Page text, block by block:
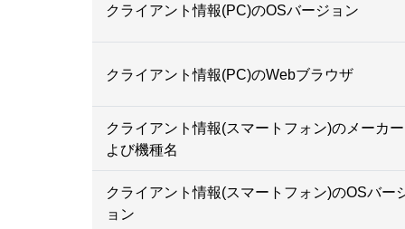
クライアント情報(PC)のOSバージョン
クライアント情報(PC)のWebブラウザ
クライアント情報(スマートフォン)のメーカ
よび機種名
クライアント情報(スマートフォン)のOSバー
ョン